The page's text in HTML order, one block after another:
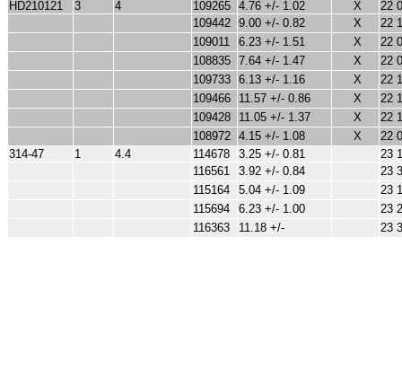
HD210121
3 4 109265 4.76 +/- 1.02 X
22
109442 9.00 +/- 0.82 X
22
109011
6.23 +/- 1.51 X
22
108835 7.64 +/- 1.47 X
22
109733 6.13 +/- 1.16 X
22
109466
11.57 +/- 0.86 X
22
109428
11.05 +/- 1.37 X
22
108972 4.15 +/- 1.08 X
22
314-47
1 4.4 114678 3.25 +/- 0.81
23
116561
3.92 +/- 0.84
23
115164
5.04 +/- 1.09
23
115694
6.23 +/- 1.00
23
116363
11.18 +/- 23